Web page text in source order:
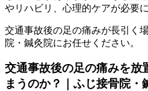
やリハビリ、心理的ケアが必要に
交通事故後の足の痛みが長引く
院・鍼灸院にお任せください。
交通事故後の足の痛みを放
まうのか？｜ふじ接骨院・